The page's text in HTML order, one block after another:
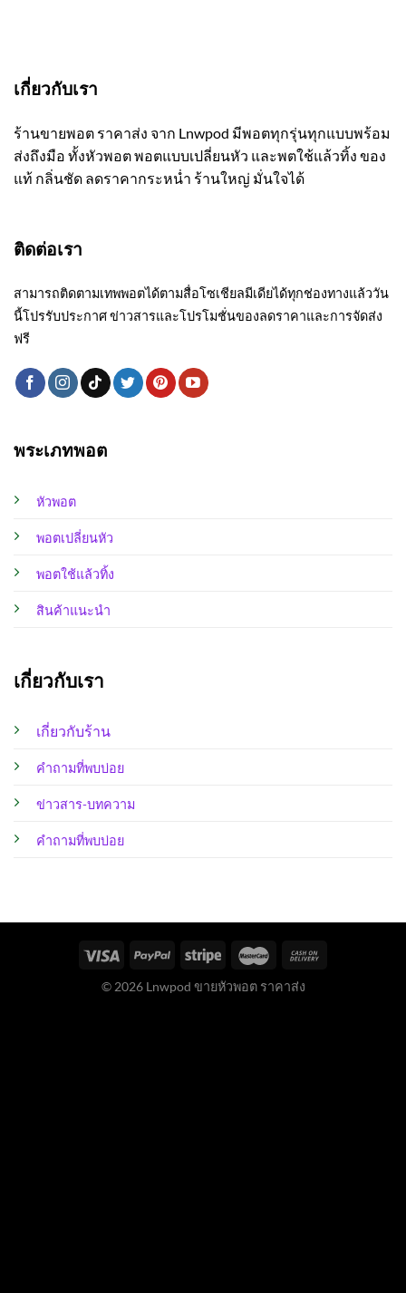
เกี่ยวกับเรา
ร้านขายพอต ราคาส่ง จาก Lnwpod มีพอตทุกรุ่นทุกแบบพร้อม
ส่งถึงมือ ทั้งหัวพอต พอตแบบเปลี่ยนหัว และพตใช้แล้วทิ้ง ของ
แท้ กลิ่นชัด ลดราคากระหน่ำ ร้านใหญ่ มั่นใจได้
พระเภทพอต
หัวพอต
พอตเปลี่ยนหัว
พอตใช้แล้วทิ้ง
สินค้าแนะนำ
เกี่ยวกับเรา
เกี่ยวกับร้าน
คำถามที่พบบ่อย
ข่าวสาร-บทความ
คำถามที่พบบ่อย
ติดต่อเรา
สามารถติดตามเทพพอตได้ตามสื่อโซเชียลมีเดียได้ทุกช่องทางแล้ววัน
นี้โปรรับประกาศ ข่าวสารและโปรโมชั่นของลดราคาและการจัดส่ง
ฟรี
© 2026 Lnwpod ขายหัวพอต ราคาส่ง